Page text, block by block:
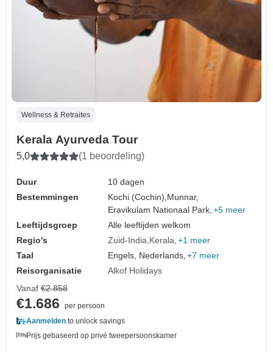
Wellness & Retraites
Kerala Ayurveda Tour
5,0 (1 beoordeling)
Duur
10 dagen
Bestemmingen
Kochi (Cochin),Munnar,
Eravikulam Nationaal Park, +5 meer
Leeftijdsgroep
Alle leeftijden welkom
Regio's
Zuid-India Kerala +1 meer
Taal
Engels, Nederlands, +7 meer
Reisorganisatie
Alkof Holidays
Vanaf €2.858
€1.686
per persoon
Aanmelden to unlock savings
Prijs gebaseerd op privé tweepersoonskamer